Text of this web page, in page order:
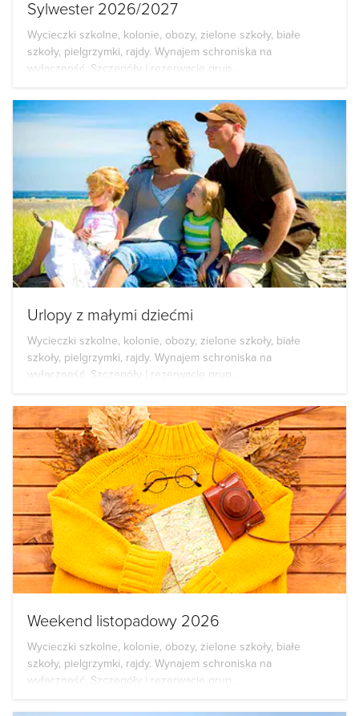
Sylwester 2026/2027
Wycieczki szkolne, kolonie, obozy, zielone szkoły, białe
szkoły, pielgrzymki, rajdy. Wynajem schroniska na
wyłączność. Szczegóły i rezerwacje grup...
Urlopy z małymi dziećmi
Wycieczki szkolne, kolonie, obozy, zielone szkoły, białe
szkoły, pielgrzymki, rajdy. Wynajem schroniska na
wyłączność. Szczegóły i rezerwacje grup...
Weekend listopadowy 2026
Wycieczki szkolne, kolonie, obozy, zielone szkoły, białe
szkoły, pielgrzymki, rajdy. Wynajem schroniska na
wyłączność. Szczegóły i rezerwacje grup...